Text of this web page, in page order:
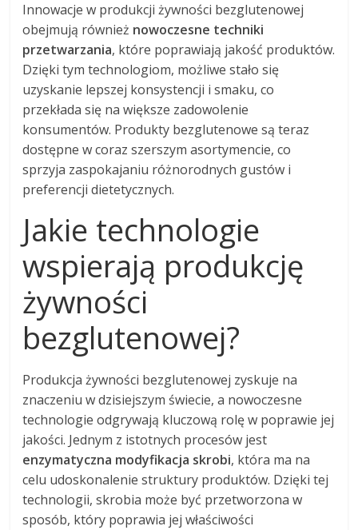
Innowacje w produkcji żywności bezglutenowej
obejmują również nowoczesne techniki
przetwarzania, które poprawiają jakość produktów.
Dzięki tym technologiom, możliwe stało się
uzyskanie lepszej konsystencji i smaku, co
przekłada się na większe zadowolenie
konsumentów. Produkty bezglutenowe są teraz
dostępne w coraz szerszym asortymencie, co
sprzyja zaspokajaniu różnorodnych gustów i
preferencji dietetycznych.
Jakie technologie
wspierają produkcję
żywności
bezglutenowej?
Produkcja żywności bezglutenowej zyskuje na
znaczeniu w dzisiejszym świecie, a nowoczesne
technologie odgrywają kluczową rolę w poprawie jej
jakości. Jednym z istotnych procesów jest
enzymatyczna modyfikacja skrobi, która ma na
celu udoskonalenie struktury produktów. Dzięki tej
technologii, skrobia może być przetworzona w
sposób, który poprawia jej właściwości